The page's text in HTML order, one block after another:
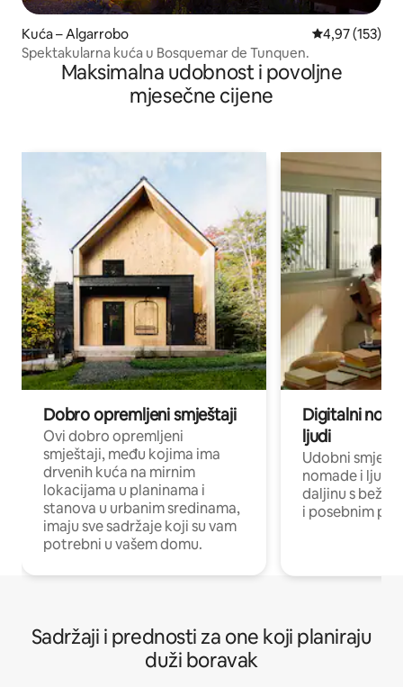
Kuća – Algarrobo Prosječna
4,97 (153)
Spektakularna kuća u Bosquemar de Tunquen.
Maksimalna udobnost i povoljne
mjesečne cijene
Dobro opremljeni smještaji
Ovi dobro opremljeni
smještaji, među kojima ima
drvenih kuća na mirnim
lokacijama u planinama i
stanova u urbanim sredinama,
imaju sve sadržaje koji su vam
potrebni u vašem domu.
Digitalni
ljudi
Udobni
nomade i ljude
daljinu s
i posebnim
Sadržaji i prednosti za one koji planiraju
duži boravak